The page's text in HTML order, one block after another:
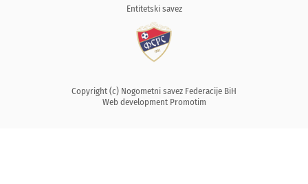
Entitetski savez
Copyright (c) Nogometni savez Federacije BiH
Web development Promotim